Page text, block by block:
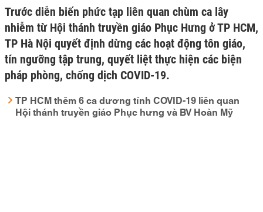
Trước diễn biến phức tạp liên quan chùm ca lây
nhiễm từ Hội thánh truyền giáo Phục Hưng ở TP HCM,
TP Hà Nội quyết định dừng các hoạt động tôn giáo,
tín ngưỡng tập trung, quyết liệt thực hiện các biện
pháp phòng, chống dịch COVID-19.
TP HCM thêm 6 ca dương tính COVID-19 liên quan
Hội thánh truyền giáo Phục hưng và BV Hoàn Mỹ